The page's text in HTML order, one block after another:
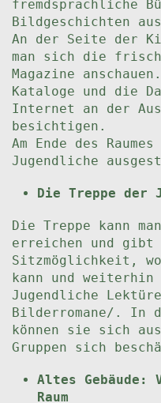
fremdsprachliche
Bildgeschichten
An der Seite der
man sich die
Magazine
Kataloge und die
Internet an der
besichtigen.
Am Ende des
Jugendliche
Die Treppe der
Die Treppe kann
erreichen und gibt
Sitzmöglichkeit,
kann und
Jugendliche
Bilderromane/. In
können sie sich
Gruppen sich
Altes Gebäude:
Raum